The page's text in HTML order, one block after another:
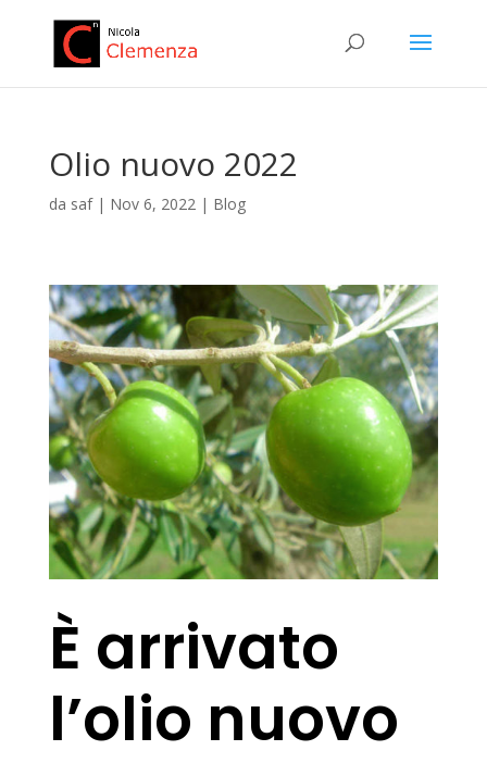
Olio nuovo 2022
da saf| Nov 6, 2022| Blog
È arrivato
l’olio nuovo